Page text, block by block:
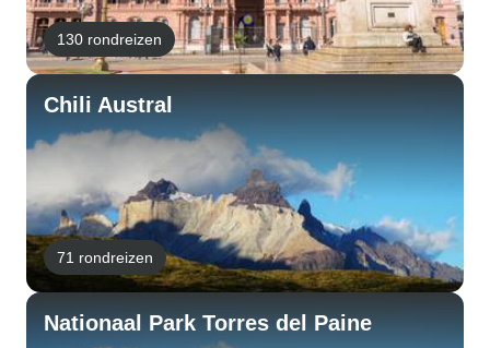
130 rondreizen
Chili Austral
71 rondreizen
Nationaal Park Torres del Paine